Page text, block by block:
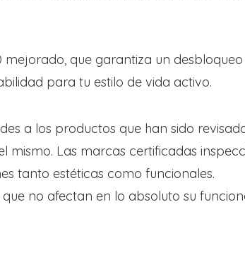
que garantiza un
para tu estilo de vida activo.
a los productos que han sido
mismo. Las marcas certificadas
tanto estéticas como funcionales.
no afectan en lo absoluto su